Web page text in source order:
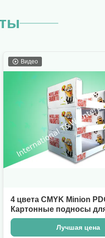
CMYK Minion PDQ
подносы для детских
Лучшая цена